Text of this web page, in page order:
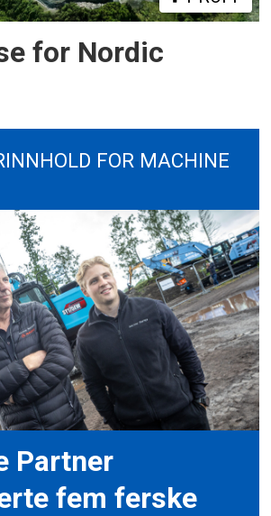
for Nordic
FOR MACHINE
Partner
fem ferske